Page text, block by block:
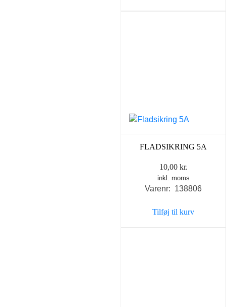
FLADSIKRING 5A
10,00 kr.
inkl. moms
Varenr: 138806
Tilføj til kurv